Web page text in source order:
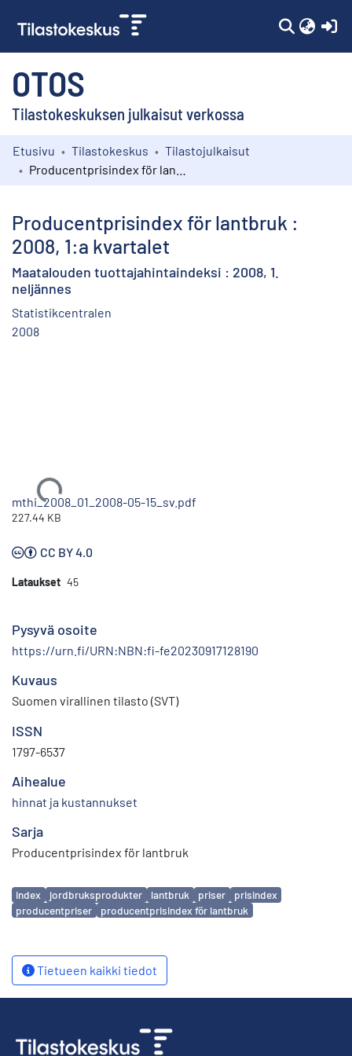
OTOS
Tilastokeskuksen julkaisut verkossa
Kokoelmat
Etusivu Tilastokeskus
Tilastojulkaisut
Producentprisindex för lantbruk :
2008, 1:a kvartalet
Maatalouden tuottajahintaindeksi : 2008, 1.
neljännes
Statistikcentralen
2008
Ladataan...
mthi_2008_01_2008-05-15_sv.pdf
227.44 KB
CC BY 4.0
Lataukset 45
Pysyvä osoite
https://urn.fi/URN:NBN:fi-fe20230917128190
Kuvaus
Suomen virallinen tilasto (SVT)
ISSN
1797-6537
Aihealue
hinnat ja kustannukset
Sarja
Producentprisindex för lantbruk
Avainsanat
index jordbruksprodukter lantbruk priser
prisindex
producentpriser
producentprisindex för lantbruk
Tietueen kaikki tiedot